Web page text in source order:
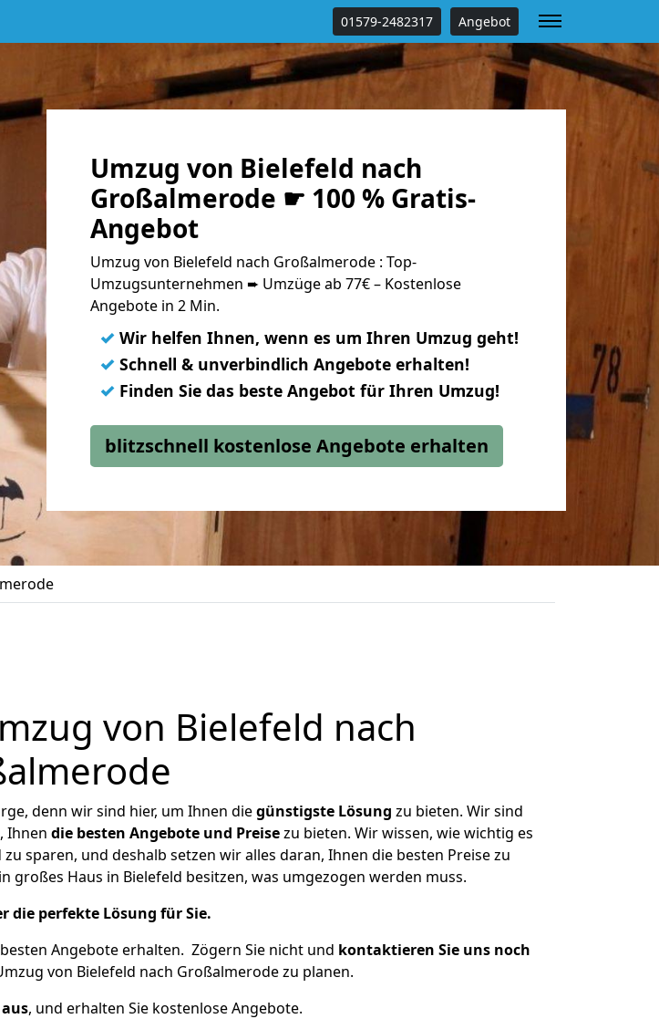
01579-2482317 Angebot
Umzug von Bielefeld nach
Großalmerode ☛ 100 % Gratis-
Angebot
Umzug von Bielefeld nach Großalmerode : Top-
Umzugsunternehmen ➨ Umzüge ab 77€ – Kostenlose
Angebote in 2 Min.
✓ Wir helfen Ihnen, wenn es um Ihren Umzug geht!
✓ Schnell & unverbindlich Angebote erhalten!
✓ Finden Sie das beste Angebot für Ihren Umzug!
blitzschnell kostenlose Angebote erhalten
von Bielefeld nach
denn wir sind hier, um Ihnen diegünstigste Lösung zu bieten. Wir sind
Ihnen die besten Angebote und Preisezu bieten. Wir wissen, wie wichtig es
sparen, und deshalb setzen wir alles daran, Ihnen die besten Preise zu
großes Haus in Bielefeld besitzen, was umgezogen werden muss.
die perfekte Lösung für Sie.
Angebote erhalten. Zögern Sie nicht und kontaktieren Sie uns noch
von Bielefeld nach Großalmerode zu planen.
, und erhalten Sie kostenlose Angebote.